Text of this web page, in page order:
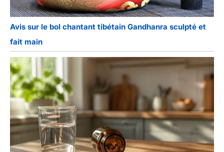
Avis sur le bol chantant tibétain Gandhanra sculpté et
fait main